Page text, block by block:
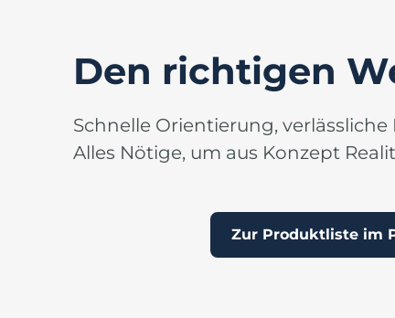
Den richtigen
Schnelle Orientierung,
Alles Nötige, um aus Konzept
Zur Produktliste im